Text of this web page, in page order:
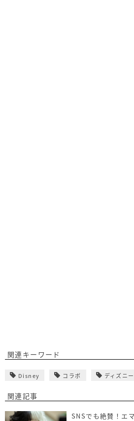
関連キーワード
Disney コラボ ディズニー
関連記事
SNSでも絶賛！エ